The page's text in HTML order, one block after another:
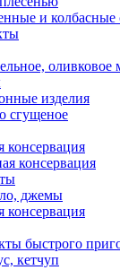
и
оливковое
изделия
сгущеное
консервация
консервация
джемы
консервация
быстрого
кетчуп